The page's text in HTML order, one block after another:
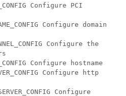
Configure PCI
Configure domain
Configure the
Configure hostname
Configure http
Configure